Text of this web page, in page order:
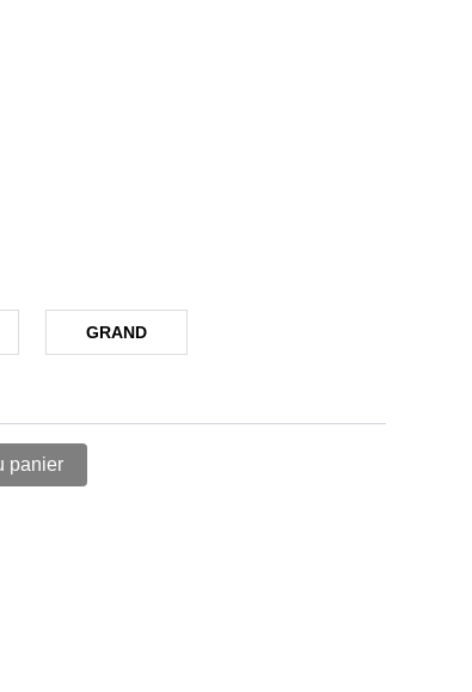
GRAND
panier